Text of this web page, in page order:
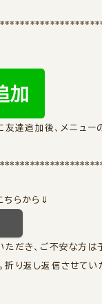
達追加後、メニュー
ちらから⇓
ただき、ご不安な方
折り返し返信させて